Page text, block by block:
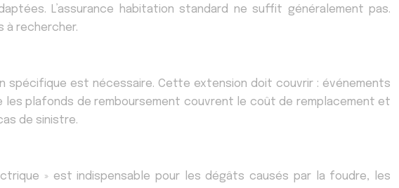
L’assurance habitation standard ne suffit généralement pas.
à rechercher.
spécifique est nécessaire. Cette extension doit couvrir : événements
plafonds de remboursement couvrent le coût de remplacement et
de sinistre.
» est indispensable pour les dégâts causés par la foudre, les